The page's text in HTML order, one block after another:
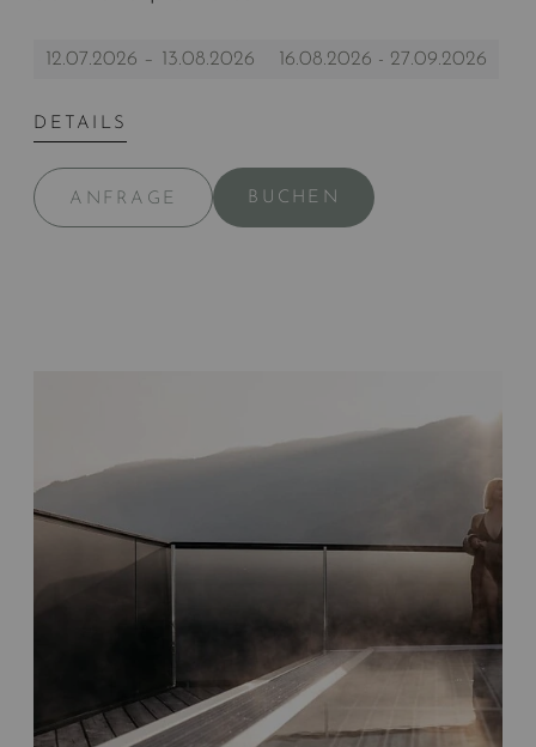
12.07.2026 – 13.08.2026 16.08.2026 - 27.09.2026
DETAILS
ANFRAGE BUCHEN